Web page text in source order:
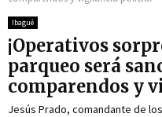
Ibagué
¡Operativos
parqueo será
comparendos y
Jesús Prado, comandante de